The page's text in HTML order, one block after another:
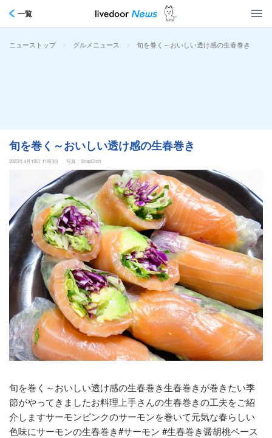
一覧
ニューストップ > グルメニュース > 旬を巻く～おいしい透け感の生春巻き
旬を巻く～おいしい透け感の生春巻き
2023年4月19日 11時3分 写真：SnapDish
旬を巻く～おいしい透け感の生春巻き生春巻きが巻きたい季
節がやってきましたお料理上手さんの生春巻きの工夫をご紹
介しますサーモンピンクのサーモンを巻いて元気な春らしい
色味にサーモンの生春巻き#サーモン #生春巻き醤胡桃ペース